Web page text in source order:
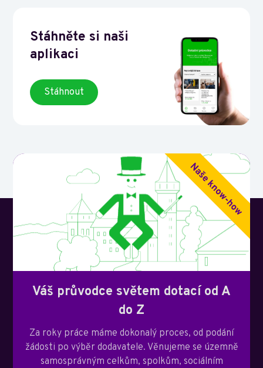
Stáhněte si naši
aplikaci
Stáhnout
Váš průvodce světem dotací od A
do Z
Za roky práce máme dokonalý proces, od podání
žádosti po výběr dodavatele. Věnujeme se územně
samosprávným celkům, spolkům, sociálním